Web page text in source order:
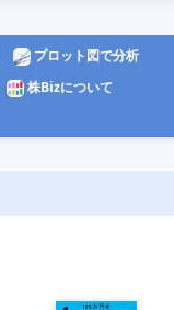
プロット図で分析
株Bizについて